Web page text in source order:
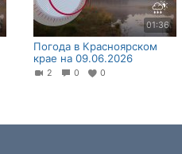
01:36
Погода в Красноярском
крае на 09.06.2026
2 0 0